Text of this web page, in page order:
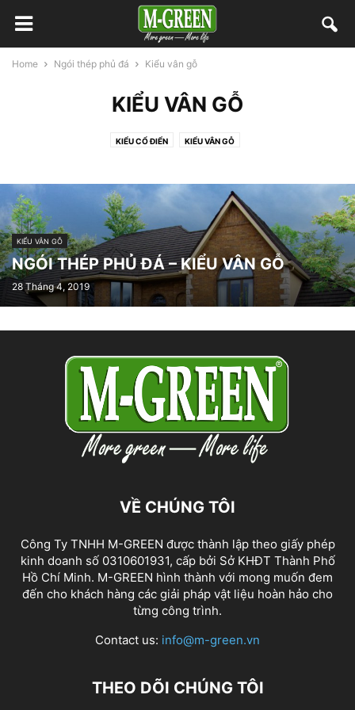
Home Ngói thép phủ đá Kiểu vân gỗ
KIỂU VÂN GỖ
KIỂU CỔ ĐIỂN KIỂU VÂN GỖ
KIỂU VÂN GỖ
NGÓI THÉP PHỦ ĐÁ – KIỂU VÂN GỖ
28 Tháng 4, 2019
VỀ CHÚNG TÔI
Công Ty TNHH M-GREEN được thành lập theo giấy phép
kinh doanh số 0310601931, cấp bởi Sở KHĐT Thành Phố
Hồ Chí Minh. M-GREEN hình thành với mong muốn đem
đến cho khách hàng các giải pháp vật liệu hoàn hảo cho
từng công trình.
Contact us: info@m-green.vn
THEO DÕI CHÚNG TÔI